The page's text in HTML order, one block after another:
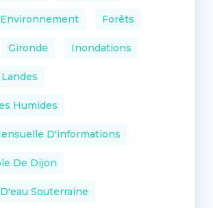
Environnement Forêts
Gironde Inondations
Landes
Humides
D'informations
De Dijon
Souterraine